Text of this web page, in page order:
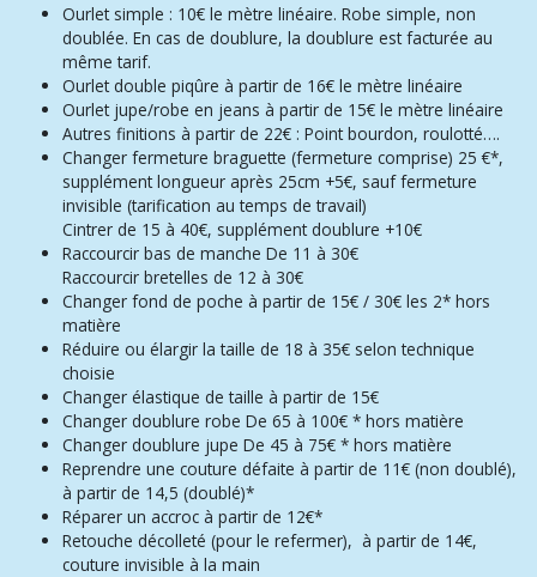
Ourlet simple : 10€ le mètre linéaire. Robe simple, non
doublée. En cas de doublure, la doublure est facturée au
même tarif.
Ourlet double piqûre à partir de 16€ le mètre linéaire
Ourlet jupe/robe en jeans à partir de 15€ le mètre linéaire
Autres finitions à partir de 22€ : Point bourdon, roulotté….
Changer fermeture braguette (fermeture comprise) 25 €*,
supplément longueur après 25cm +5€, sauf fermeture
invisible (tarification au temps de travail)
Cintrer de 15 à 40€, supplément doublure +10€
Raccourcir bas de manche De 11 à 30€
Raccourcir bretelles de 12 à 30€
Changer fond de poche à partir de 15€ / 30€ les 2* hors
matière
Réduire ou élargir la taille de 18 à 35€ selon technique
choisie
Changer élastique de taille à partir de 15€
Changer doublure robe De 65 à 100€ * hors matière
Changer doublure jupe De 45 à 75€ * hors matière
Reprendre une couture défaite à partir de 11€ (non doublé),
à partir de 14,5 (doublé)*
Réparer un accroc à partir de 12€*
Retouche décolleté (pour le refermer), à partir de 14€,
couture invisible à la main